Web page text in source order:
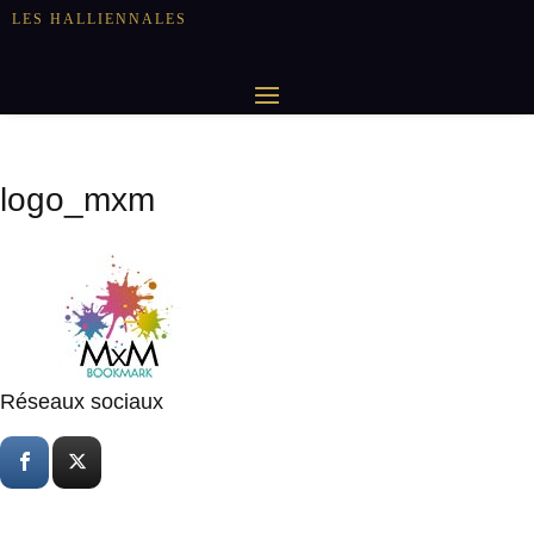
LES HALLIENNALES
logo_mxm
Réseaux sociaux